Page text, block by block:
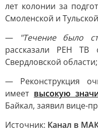
лет колонии за
Смоленской и
—
"Течение было
рассказали РЕН ТВ
Свердловской области;
— Реконструкция
имеет высокую
Байкал, заявил вице-
Источник: Канал в